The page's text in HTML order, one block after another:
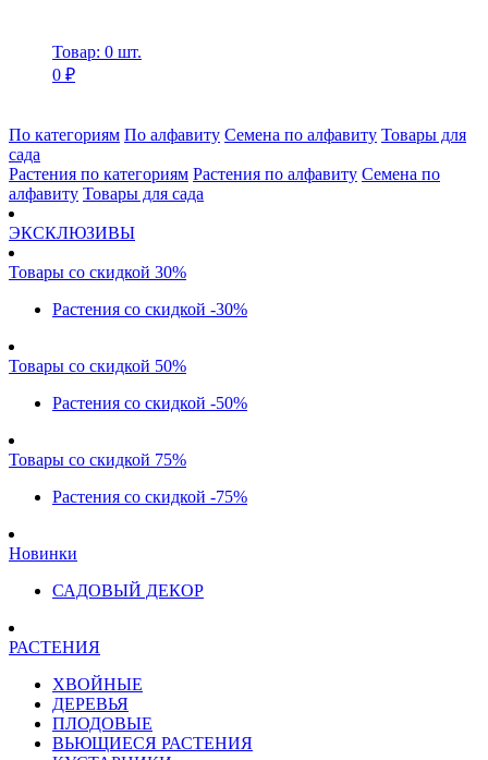
Товар: 0 шт.
0 ₽
По категориям По алфавиту Семена по алфавиту Товары для
сада
Растения по категориям Растения по алфавиту Семена по
алфавиту Товары для сада
ЭКСКЛЮЗИВЫ
Товары со скидкой 30%
Растения со скидкой -30%
Товары со скидкой 50%
Растения со скидкой -50%
Товары со скидкой 75%
Растения со скидкой -75%
Новинки
САДОВЫЙ ДЕКОР
РАСТЕНИЯ
ХВОЙНЫЕ
ДЕРЕВЬЯ
ПЛОДОВЫЕ
ВЬЮЩИЕСЯ РАСТЕНИЯ